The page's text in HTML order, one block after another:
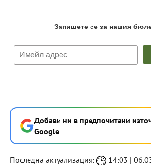
Добави ни в предпочитани
Google
Последна актуализация: 14:03 |